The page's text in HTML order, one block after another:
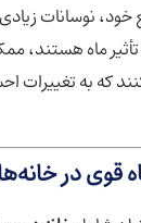
نوسانات
ماه هستند،
که به تغییرات
قوی در